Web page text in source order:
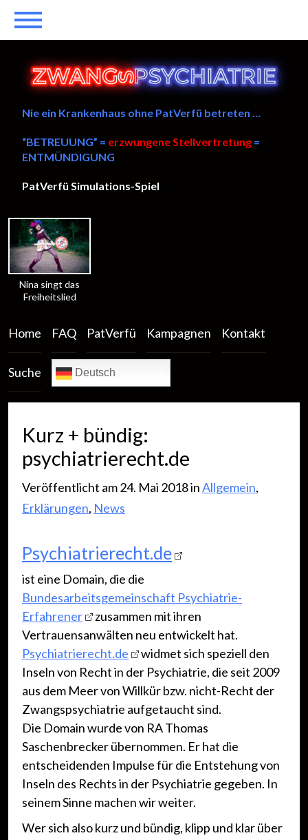
Nina singt das
Freiheitslied
Nie ein Krankenhaus ohne PatVerfü betreten …
“BETREUUNG” = erzwungene Stellvertretung =
ENTMÜNDIGUNG
PatVerfü Simulations-Spiel
Home FAQ PatVerfü Kampagnen Kontakt
Suche Deutsch
Kurz + bündig:
psychiatrierecht.de
Veröffentlicht am 24. Mai 2018 inAllgemein,
Erklärungen, News
Psychiatrierecht.de
ist eine Domain, die die
Bundesarbeitsgemeinschaft Psychiatrie-
Erfahrener
zusammen mit ihren
Vertrauensanwälten neu entwickelt hat.
Psychiatrierecht.de
widmet sich speziell den
Inseln von Recht in der Psychiatrie, die seit 2009
aus dem Meer von Willkür bzw. nicht-Recht der
Zwangspsychiatrie aufgetaucht sind.
Die Domain wurde von RA Thomas
Saschenbrecker übernommen. Er hat die
entscheidenden Impulse für die Entstehung von
Inseln des Rechts in der Psychiatrie gegeben. In
seinem Sinne machen wir weiter.
Wer sich also kurz und bündig, klipp und klar über